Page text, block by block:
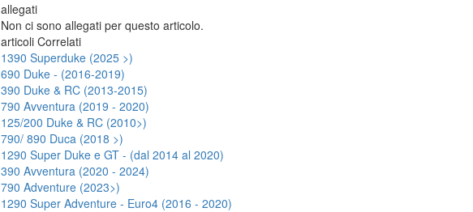
allegati
Non ci sono allegati per questo articolo.
articoli Correlati
1390 Superduke (2025 >)
690 Duke - (2016-2019)
390 Duke & RC (2013-2015)
790 Avventura (2019 - 2020)
125/200 Duke & RC (2010>)
790/ 890 Duca (2018 >)
1290 Super Duke e GT - (dal 2014 al 2020)
390 Avventura (2020 - 2024)
790 Adventure (2023>)
1290 Super Adventure - Euro4 (2016 - 2020)